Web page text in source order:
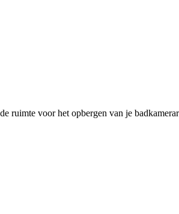
ruimte voor het opbergen van je